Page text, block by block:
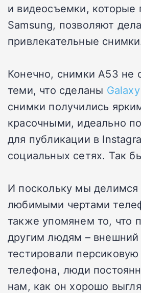
и видеосъемки, которые
Samsung, позволяют
привлекательные
Конечно, снимки A53 не
теми, что сделаны
снимки получились
красочными, идеально
для публикации в
социальных сетях. Так
И поскольку мы
любимыми чертами
также упомянем то, что
другим людям –
тестировали
телефона, люди
нам, как он хорошо